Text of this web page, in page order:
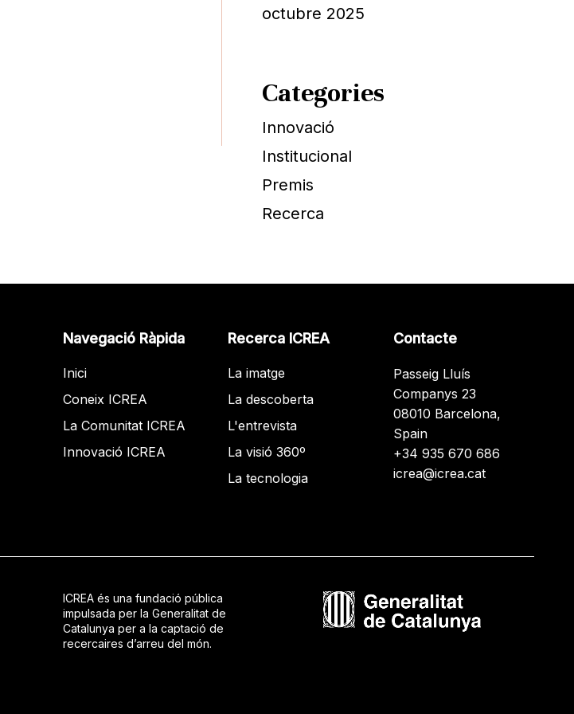
octubre 2025
Categories
Innovació
Institucional
Premis
Recerca
Navegació Ràpida
Inici
Coneix ICREA
La Comunitat ICREA
Innovació ICREA
Recerca ICREA
La imatge
La descoberta
L'entrevista
La visió 360º
La tecnologia
Contacte
Passeig Lluís
Companys 23
08010 Barcelona,
Spain
+34 935 670 686
icrea@icrea.cat
ICREA és una fundació pública
impulsada per la Generalitat de
Catalunya per a la captació de
recercaires d’arreu del món.